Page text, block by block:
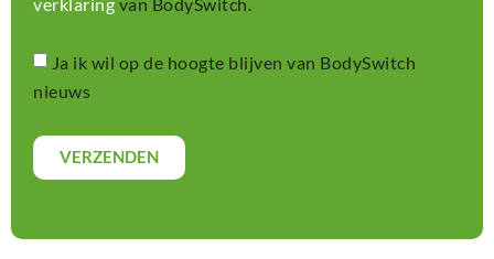
Ja ik wil op de hoogte blijven van BodySwitch
nieuws
VERZENDEN